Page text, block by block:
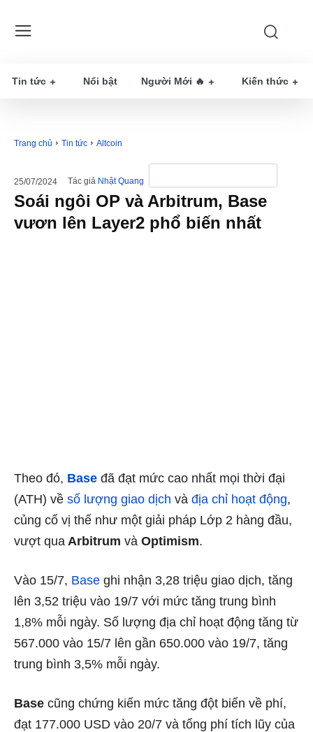
Tin tức Nổi bật Người Mới 🔥 Kiến thức
Trang chủ Tin tức Altcoin
25/07/2024 Tác giả Nhật Quang
Soái ngôi OP và Arbitrum, Base
vươn lên Layer2 phổ biến nhất
Theo đó, Base đã đạt mức cao nhất mọi thời đại
(ATH) về số lượng giao dịch và địa chỉ hoạt động,
củng cố vị thế như một giải pháp Lớp 2 hàng đầu,
vượt qua Arbitrum và Optimism.
Vào 15/7, Base ghi nhận 3,28 triệu giao dịch, tăng
lên 3,52 triệu vào 19/7 với mức tăng trung bình
1,8% mỗi ngày. Số lượng địa chỉ hoạt động tăng từ
567.000 vào 15/7 lên gần 650.000 vào 19/7, tăng
trung bình 3,5% mỗi ngày.
Base cũng chứng kiến mức tăng đột biến về phí,
đạt 177.000 USD vào 20/7 và tổng phí tích lũy của